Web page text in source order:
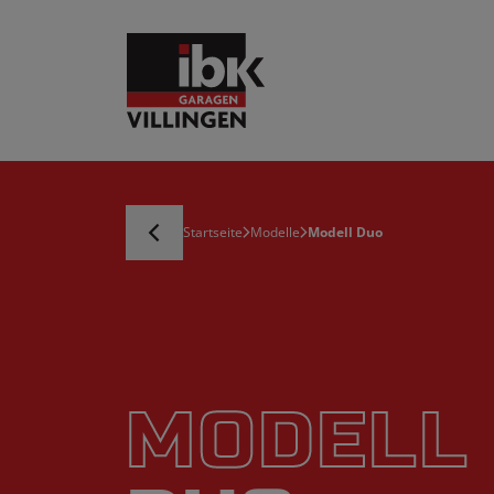
Startseite Modelle Modell Duo
MODELL